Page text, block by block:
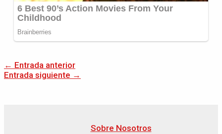
← Entrada anterior
Entrada siguiente →
Sobre Nosotros